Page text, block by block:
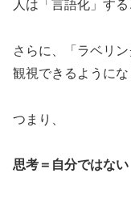
人は「言語化」す
さらに、「ラベリ
観視できるようにな
つまり、
思考＝自分ではない